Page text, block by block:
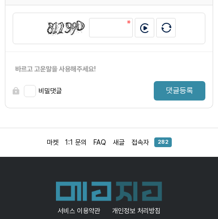
바르고 고운말을 사용해주세요!
비밀댓글 댓글등록
마켓 1:1 문의 FAQ 새글 접속자 282
서비스 이용약관 개인정보 처리방침